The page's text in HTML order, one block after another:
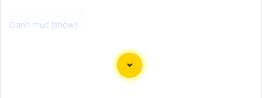
Chào bạn, dưới đây là một số câu giới thiệu cho việc
mua Camera Kbvision với chiết khấu cao và giải pháp
phù hợp trong ngữ cảnh của một đại lý công nghệ: